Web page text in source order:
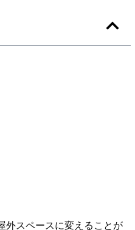
外スペースに変えることが